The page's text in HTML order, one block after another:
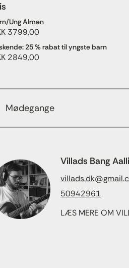
Ung Almen
3799,00
25 % rabat til yngste barn
2849,00
Mødegange
Villads Bang
50942961
LÆS MERE OM